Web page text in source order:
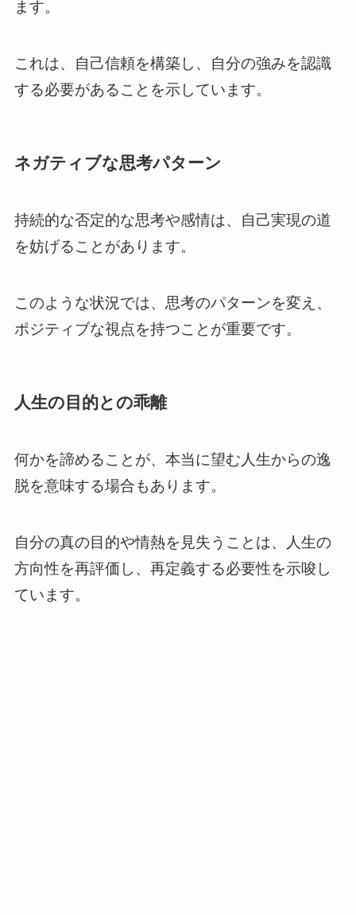
ます。
これは、自己信頼を構築し、自分の強みを認識
する必要があることを示しています。
ネガティブな思考パターン
持続的な否定的な思考や感情は、自己実現の道
を妨げることがあります。
このような状況では、思考のパターンを変え、
ポジティブな視点を持つことが重要です。
人生の目的との乖離
何かを諦めることが、本当に望む人生からの逸
脱を意味する場合もあります。
自分の真の目的や情熱を見失うことは、人生の
方向性を再評価し、再定義する必要性を示唆し
ています。